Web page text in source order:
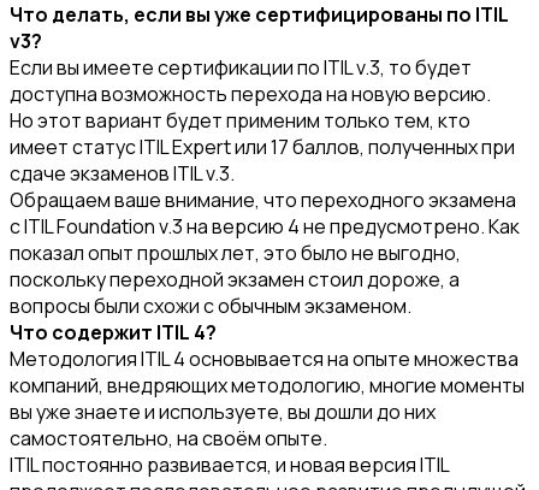
Что делать, если вы уже сертифицированы по ITIL
v3?
Если вы имеете сертификации по ITIL v.3, то будет
доступна возможность перехода на новую версию.
Но этот вариант будет применим только тем, кто
имеет статус ITIL Expert или 17 баллов, полученных при
сдаче экзаменов ITIL v.3.
Обращаем ваше внимание, что переходного экзамена
с ITIL Foundation v.3 на версию 4 не предусмотрено. Как
показал опыт прошлых лет, это было не выгодно,
поскольку переходной экзамен стоил дороже, а
вопросы были схожи с обычным экзаменом.
Что содержит ITIL 4?
Методология ITIL 4 основывается на опыте множества
компаний, внедряющих методологию, многие моменты
вы уже знаете и используете, вы дошли до них
самостоятельно, на своём опыте.
ITIL постоянно развивается, и новая версия ITIL